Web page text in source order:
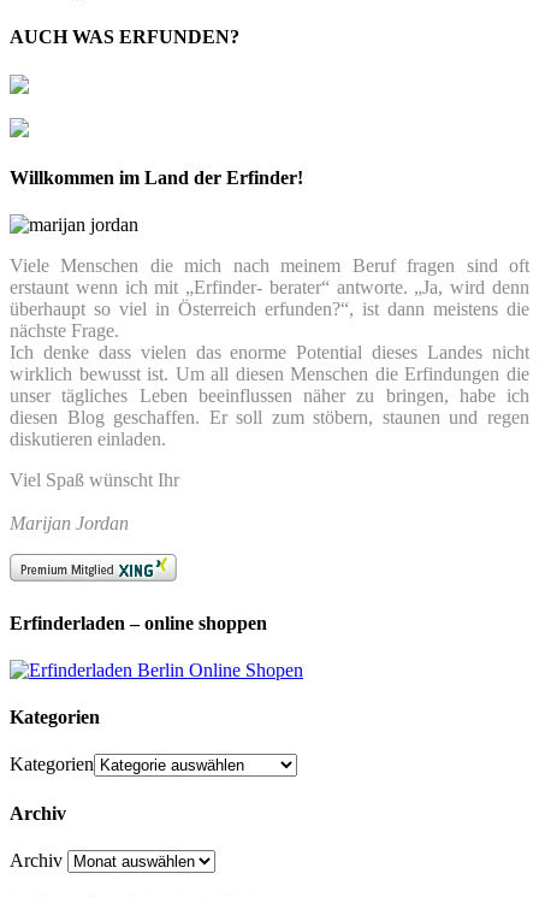
AUCH WAS ERFUNDEN?
Willkommen im Land der Erfinder!
Viele Menschen die mich nach meinem Beruf fragen sind oft
erstaunt wenn ich mit „Erfinder- berater“ antworte. „Ja, wird denn
überhaupt so viel in Österreich erfunden?“, ist dann meistens die
nächste Frage.
Ich denke dass vielen das enorme Potential dieses Landes nicht
wirklich bewusst ist. Um all diesen Menschen die Erfindungen die
unser tägliches Leben beeinflussen näher zu bringen, habe ich
diesen Blog geschaffen. Er soll zum stöbern, staunen und regen
diskutieren einladen.
Viel Spaß wünscht Ihr
Marijan Jordan
Erfinderladen – online shoppen
Kategorien
Kategorien
Archiv
Archiv